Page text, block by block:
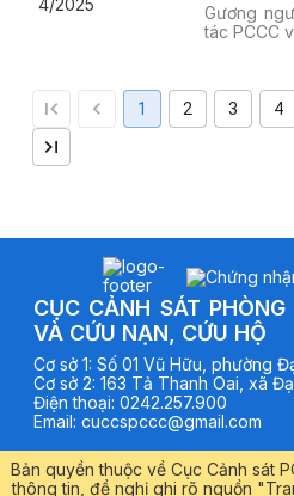
Gương
tác PCCC
1 2 3 4
CỤC CẢNH SÁT
VÀ CỨU NẠN, CỨU HỘ
Cơ sở 1: Số 01 Vũ Hữu, phường
Cơ sở 2: 163 Tả Thanh Oai, xã
Điện thoại: 0242.257.900
Email: cuccspccc@gmail.com
Bản quyền thuộc về Cục Cảnh sát
thông tin, đề nghị ghi rõ nguồn